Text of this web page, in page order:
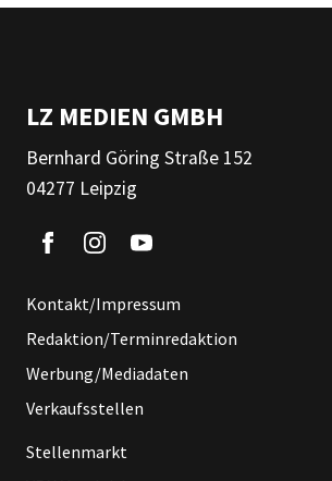
LZ MEDIEN GMBH
Bernhard Göring Straße 152
04277 Leipzig
Kontakt/Impressum
Redaktion/Terminredaktion
Werbung/Mediadaten
Verkaufsstellen
Stellenmarkt